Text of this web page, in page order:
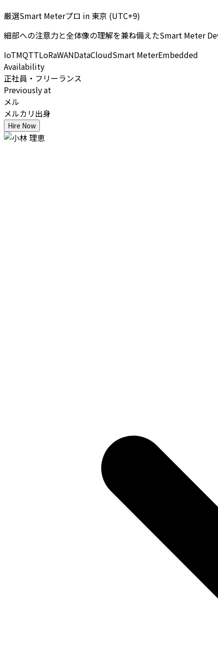
厳選Smart Meterプロ in 東京 (UTC+9)
細部への注意力と全体像の理解を兼ね備えたSmart Meter
IoTMQTTLoRaWANDataCloudSmart MeterEmbedded
Availability
正社員・フリーランス
Previously at
メル
メルカリ出身
Hire Now